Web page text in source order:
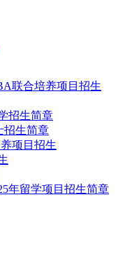
联合培养项目招生
招生简章
招生简章
项目招生
年留学项目招生简章